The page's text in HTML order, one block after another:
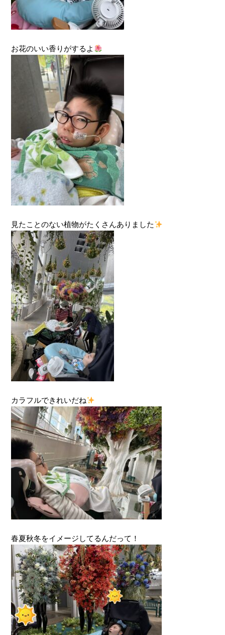
お花のいい香りがするよ
見たことのない植物がたくさんありました
カラフルできれいだね
春夏秋冬をイメージしてるんだって！